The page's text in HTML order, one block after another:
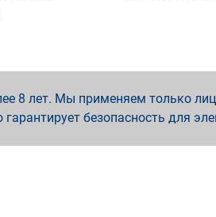
8 лет. Мы применяем только
безопасность для